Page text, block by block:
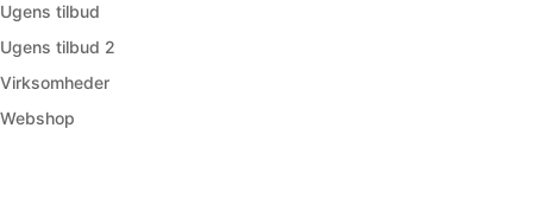
Ugens tilbud
Ugens tilbud 2
Virksomheder
Webshop